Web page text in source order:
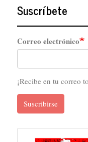
Suscríbete
Correo electrónico
¡Recibe en tu correo
Suscribirse